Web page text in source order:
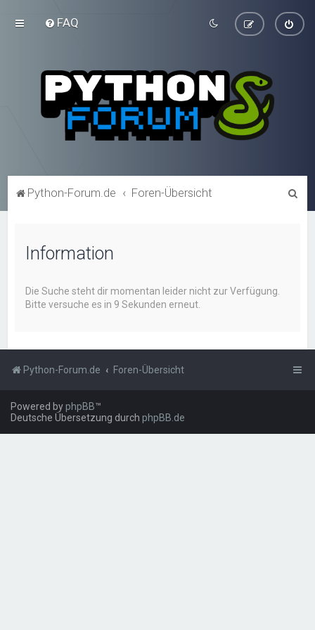
FAQ
Python-Forum.de Foren-Übersicht
Information
Die Suche steht dir momentan leider nicht zur Verfügung.
Bitte versuche es in 9 Sekunden erneut.
Python-Forum.de Foren-Übersicht
Powered byphpBB™
Deutsche Übersetzung durch phpBB.de